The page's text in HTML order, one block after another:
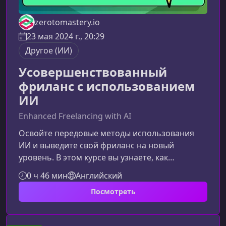
zerotomastery.io
23 мая 2024 г., 20:29
Другое (ИИ)
Усовершенствованный
фриланс с использованием
ИИ
Enhanced Freelancing with AI
Освойте передовые методы использования
ИИ и выведите свой фриланс на новый
уровень. В этом курсе вы узнаете, как
увеличивать видимость профиля, создавать
более убедительные предложения и
оптимизировать рабочий процесс, используя
современные инструменты искусственного
интеллекта.Что вы узнаете в этом курсеКурс
0 ч 46 мин Английский
Посмотреть